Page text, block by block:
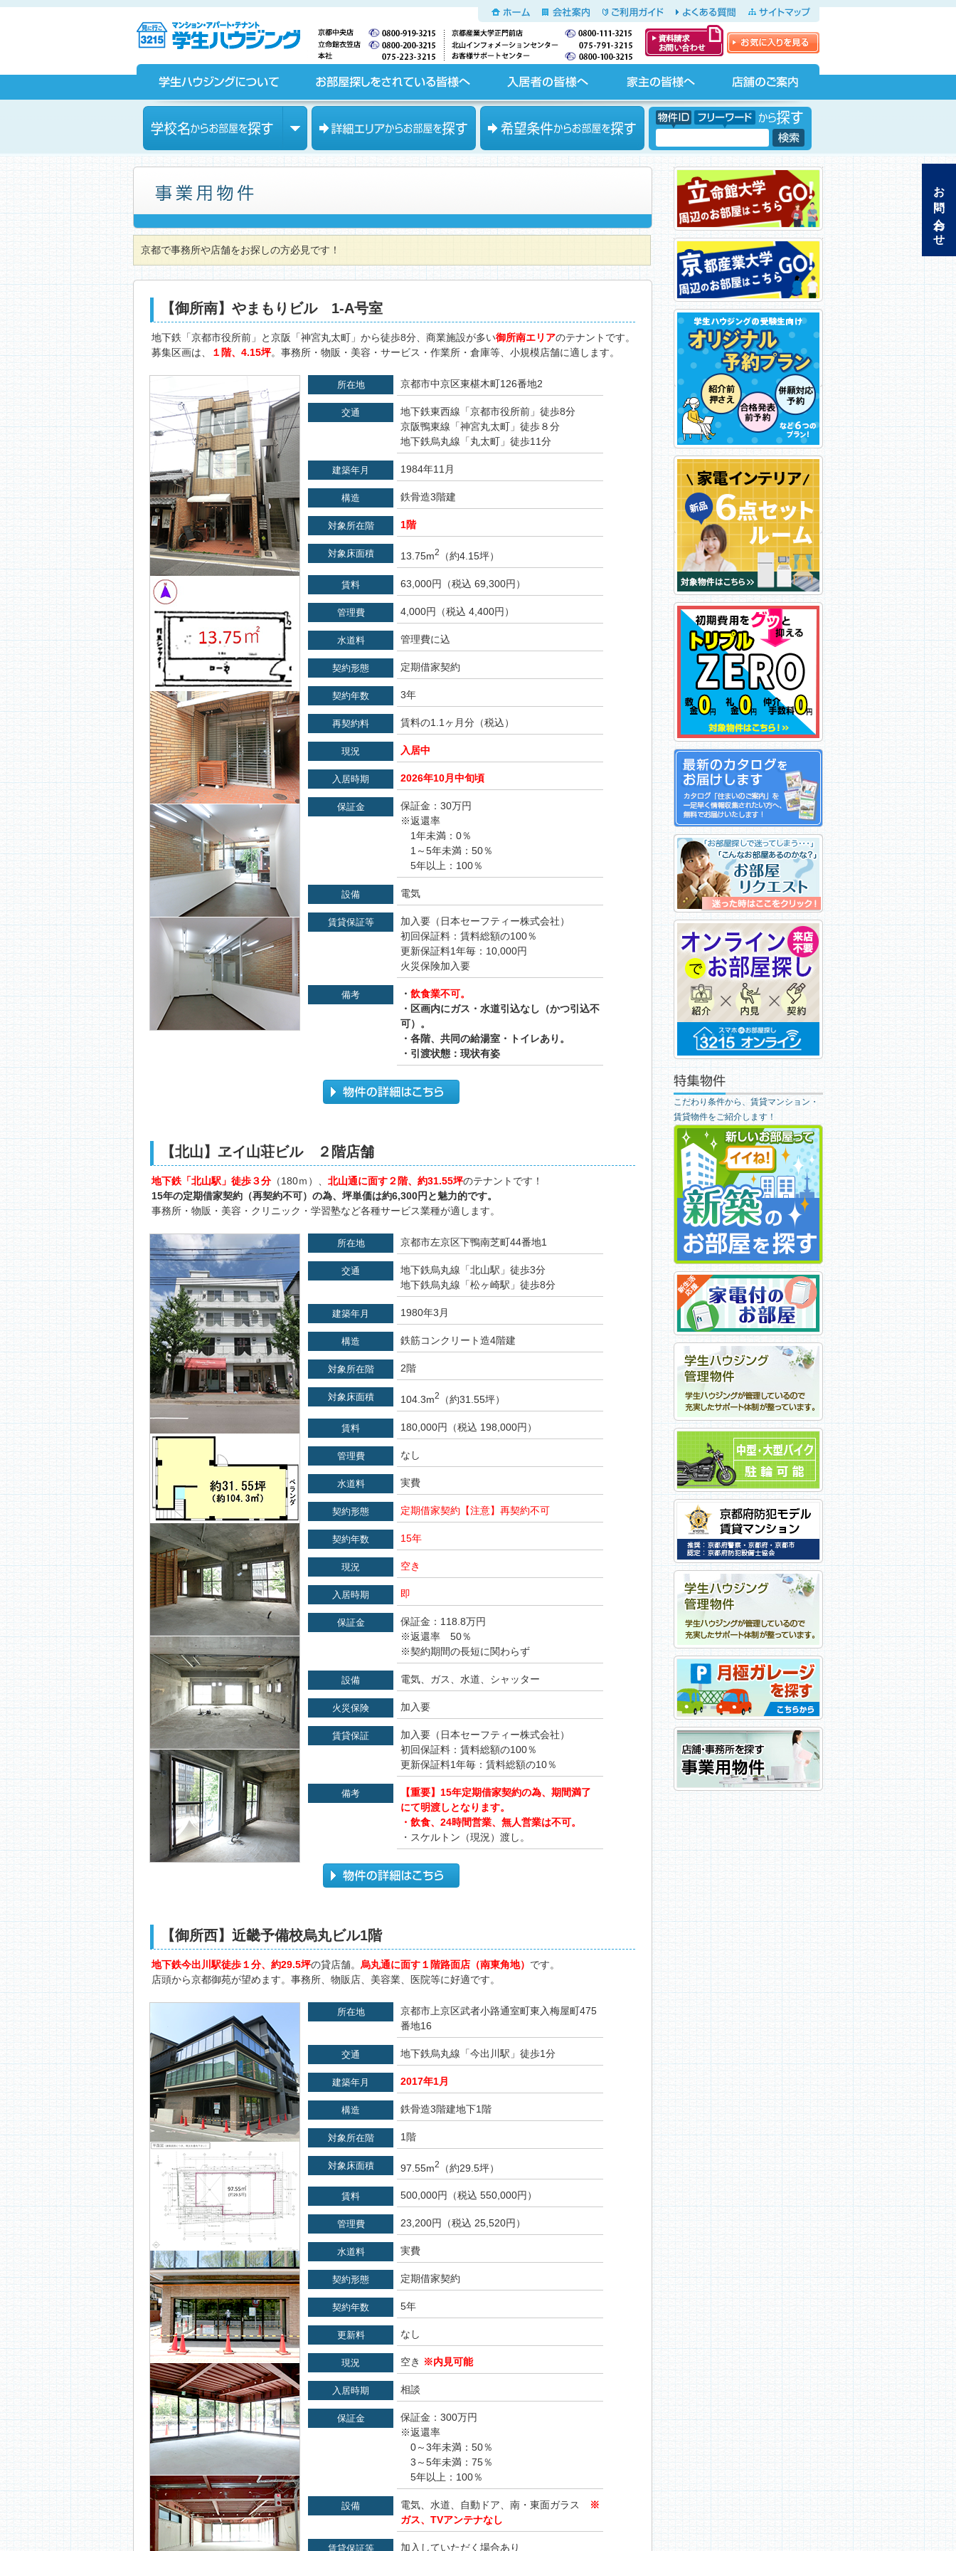
ホーム 会社案内 ご利用ガイド よくある質問 サイトマップ
資料請求・お問
い合わせ
学校名からお部屋を探す エリアからお部屋を探す 希望条件からお部屋を探す
物件ID フリーワードから探す
京都で事務所や店舗をお探しの方必見です！
【御所南】やまもりビル 1-A号室
地下鉄「京都市役所前」と京阪「神宮丸太町」から徒歩8分、商業施設が多い御所南エリアのテナントです。
募集区画は、
１階、4.15坪。事務所・物販・美容・サービス・作業所・倉庫等、小規模店舗に適します。
所在地 京都市中京区東椹木町126番地2
交通
地下鉄東西線「京都市役所前」徒歩8分
京阪鴨東線「神宮丸太町」徒歩８分
地下鉄烏丸線「丸太町」徒歩11分
建築年月 1984年11月
構造 鉄骨造3階建
対象所在階 1階
対象床面積 13.75m2 （約4.15坪）
賃料 63,000円（税込 69,300円）
管理費 4,000円（税込 4,400円）
水道料 管理費に込
契約形態 定期借家契約
契約年数 3年
再契約料 賃料の1.1ヶ月分（税込）
現況 入居中
入居時期 2026年10月中旬頃
保証金
保証金：30万円
※返還率
1年未満：0％
1～5年未満：50％
5年以上：100％
設備 電気
賃貸保証等
加入要（日本セーフティー株式会社）
初回保証料：賃料総額の100％
更新保証料1年毎：10,000円
火災保険加入要
備考 ・ 飲食業不可。
・区画内にガス・水道引込なし（かつ引込不
可）。
・各階、共同の給湯室・トイレあり。
・引渡状態：現状有姿
【北山】ヱイ山荘ビル ２階店舗
地下鉄「北山駅」徒歩３分（180ｍ）、 北山通に面す２階、約31.55坪のテナントです！
15年の定期借家契約（再契約不可）の為、坪単価は約6,300円と魅力的です。
事務所・物販・美容・クリニック・学習塾など各種サービス業種が適します。
所在地 京都市左京区下鴨南芝町44番地1
交通
地下鉄烏丸線「北山駅」徒歩3分
地下鉄烏丸線「松ヶ崎駅」徒歩8分
建築年月 1980年3月
構造 鉄筋コンクリート造4階建
対象所在階 2階
対象床面積 104.3m2 （約31.55坪）
賃料 180,000円（税込 198,000円）
管理費 なし
水道料 実費
契約形態 定期借家契約【注意】再契約不可
契約年数 15年
現況 空き
入居時期 即
保証金
保証金：118.8万円
※返還率 50％
※契約期間の長短に関わらず
設備 電気、ガス、水道、シャッター
火災保険 加入要
賃貸保証
加入要（日本セーフティー株式会社）
初回保証料：賃料総額の100％
更新保証料1年毎：賃料総額の10％
備考
【重要】15年定期借家契約の為、期間満了
にて明渡しとなります。
・飲食、24時間営業、無人営業は不可。
・スケルトン（現況）渡し。
【御所西】近畿予備校烏丸ビル1階
地下鉄今出川駅徒歩１分、約29.5坪の貸店舗。 烏丸通に面す１階路面店（南東角地） です。
店頭から京都御苑が望めます。事務所、物販店、美容業、医院等に好適です。
所在地
京都市上京区武者小路通室町東入梅屋町475
番地16
交通 地下鉄烏丸線「今出川駅」徒歩1分
建築年月 2017年1月
構造 鉄骨造3階建地下1階
対象所在階 1階
対象床面積 97.55m2 （約29.5坪）
賃料 500,000円（税込 550,000円）
管理費 23,200円（税込 25,520円）
水道料 実費
契約形態 定期借家契約
契約年数 5年
更新料 なし
現況 空き ※内見可能
入居時期 相談
保証金
保証金：300万円
※返還率
0～3年未満：50％
3～5年未満：75％
5年以上：100％
設備 電気、水道、自動ドア、南・東面ガラス
※
ガス、TVアンテナなし
賃貸保証等 加入していただく場合あり
こだわり条件から、賃貸マンション・
賃貸物件をご紹介します！
お問い合わせ